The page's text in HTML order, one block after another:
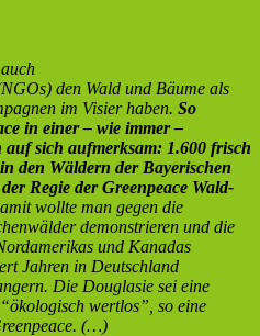
den Wald und Bäume als
im Visier haben. So
in einer – wie immer –
sich aufmerksam: 1.600 frisch
den Wäldern der Bayerischen
Regie der Greenpeace Wald-
wollte man gegen die
demonstrieren und die
und Kanadas
Jahren in Deutschland
Die Douglasie sei eine
wertlos”, so eine
(…)